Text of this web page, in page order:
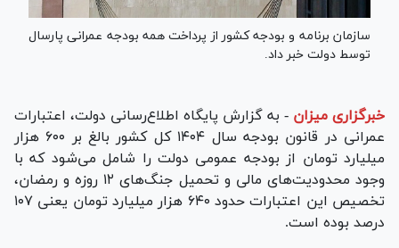
سازمان برنامه و بودجه کشور از پرداخت همه بودجه عمرانی پارسال
توسط دولت خبر داد.
خبرگزاری میزان - به گزارش پایگاه اطلاع‌رسانی دولت، اعتبارات
عمرانی در قانون بودجه سال ۱۴۰۴ کل کشور بالغ بر ۶۰۰ هزار
میلیارد تومان از بودجه عمومی دولت را شامل می‌شود که با
وجود محدودیت‌های مالی و تحمیل جنگ‌های ۱۲ روزه و رمضان،
تخصیص این اعتبارات حدود ۶۴۰ هزار میلیارد تومان یعنی ۱۰۷
درصد بوده است.